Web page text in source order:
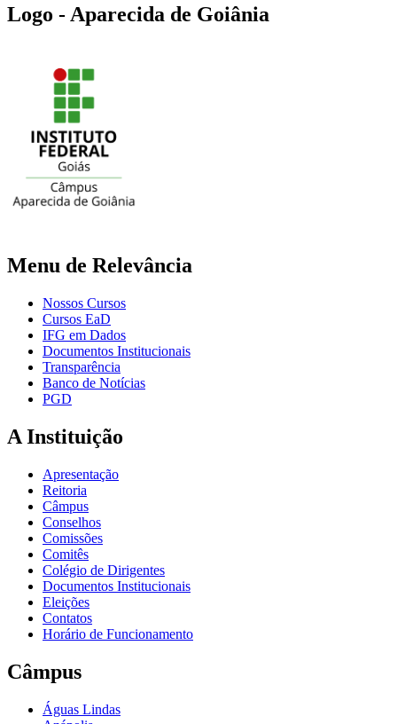
Logo - Aparecida de Goiânia
Menu de Relevância
Nossos Cursos
Cursos EaD
IFG em Dados
Documentos Institucionais
Transparência
Banco de Notícias
PGD
A Instituição
Apresentação
Reitoria
Câmpus
Conselhos
Comissões
Comitês
Colégio de Dirigentes
Documentos Institucionais
Eleições
Contatos
Horário de Funcionamento
Câmpus
Águas Lindas